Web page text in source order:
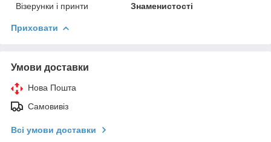
Візерунки і принти
Знаменистості
Приховати
Умови доставки
Нова Пошта
Самовивіз
Всі умови доставки